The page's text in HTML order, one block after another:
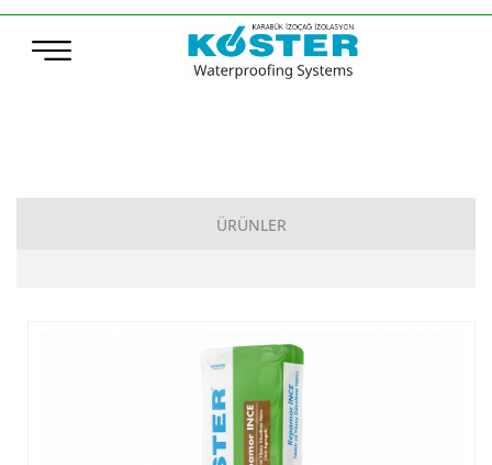
ÜRÜNLER
Poliürea, Poliüretan ve MS-Polymer Su Yalıtımı
Elastomerik Reçine Esaslı Su Yalıtımı
Sentetik Örtüler (TPO – ECB)